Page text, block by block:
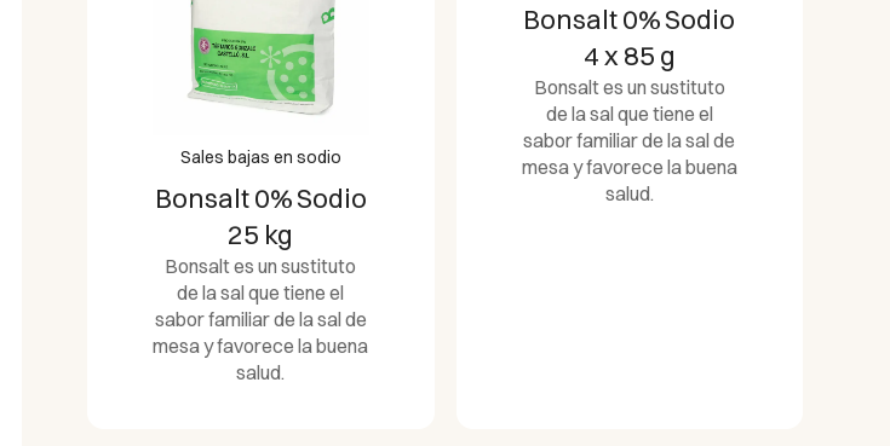
Sales bajas en sodio
Bonsalt 0% Sodio
25 kg
Bonsalt es un sustituto
de la sal que tiene el
sabor familiar de la sal de
mesa y favorece la buena
salud.
Bonsalt 0% Sodio
4 x 85 g
Bonsalt es un sustituto
de la sal que tiene el
sabor familiar de la sal de
mesa y favorece la buena
salud.